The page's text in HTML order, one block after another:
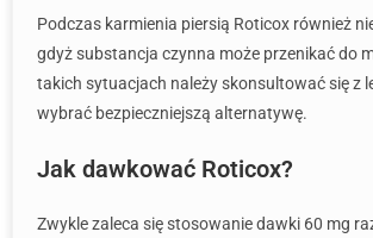
Podczas karmienia piersią Roticox również
gdyż substancja czynna może przenikać do
takich sytuacjach należy skonsultować się z
wybrać bezpieczniejszą alternatywę.
Jak dawkować Roticox?
Zwykle zaleca się stosowanie dawki 60 mg